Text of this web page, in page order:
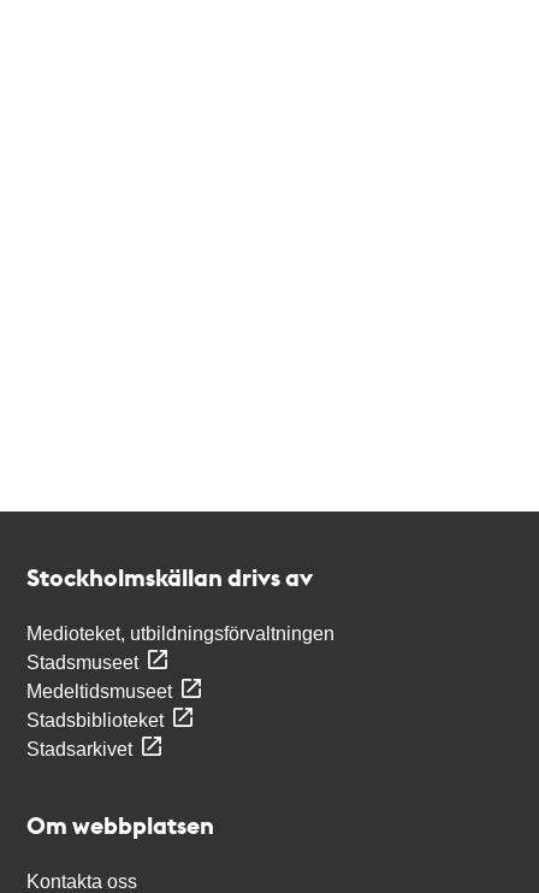
Stockholmskällan drivs av
Medioteket, utbildningsförvaltningen
Stadsmuseet
Medeltidsmuseet
Stadsbiblioteket
Stadsarkivet
Om webbplatsen
Kontakta oss